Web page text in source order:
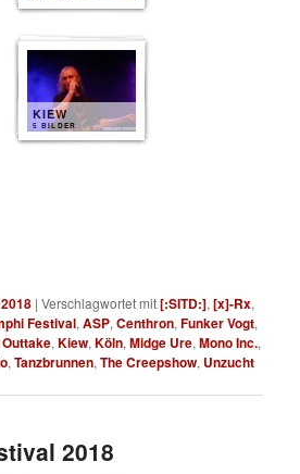
KIEW
5 BILDER
|Verschlagwortet mit[:SITD:],[x]-Rx,
Festival,ASP,Centhron,Funker Vogt,
,Kiew,Köln,Midge Ure,Mono Inc.,
,Tanzbrunnen,The Creepshow, Unzucht
2018